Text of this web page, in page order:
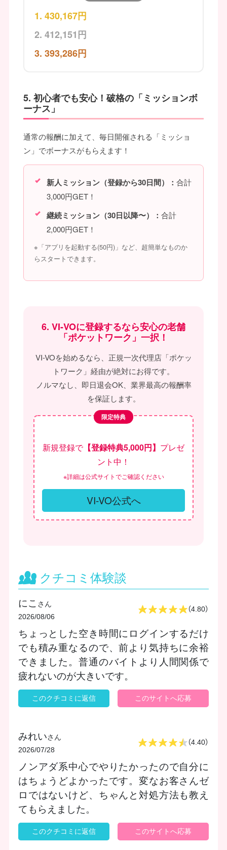
430,167円
412,151円
393,286円
5. 初心者でも安心！破格の「ミッションボ
ーナス」
通常の報酬に加えて、毎日開催される「ミッショ
ン」でボーナスがもらえます！
新人ミッション（登録から30日間）： 合計
3,000円GET！
継続ミッション（30日以降〜）： 合計
2,000円GET！
※「アプリを起動する(50円)」など、超簡単なものか
らスタートできます。
6. VI-VOに登録するなら安心の老舗
「ポケットワーク」一択！
VI-VOを始めるなら、正規一次代理店「ポケッ
トワーク」経由が絶対にお得です。
ノルマなし、即日退会OK、業界最高の報酬率
を保証します。
限定特典
新規登録で【登録特典5,000円】 プレゼ
ント中！
※詳細は公式サイトでご確認ください
VI-VO公式へ
クチコミ体験談
にこ さん
2026/08/06
（4.80）
ちょっとした空き時間にログインするだけ
でも積み重なるので、前より気持ちに余裕
できました。普通のバイトより人間関係で
疲れないのが大きいです。
このクチコミに返信 このサイトへ応募
みれいさん
2026/07/28
（4.40）
ノンアダ系中心でやりたかったので自分に
はちょうどよかったです。変なお客さんゼ
ロではないけど、ちゃんと対処方法も教え
てもらえました。
このクチコミに返信 このサイトへ応募